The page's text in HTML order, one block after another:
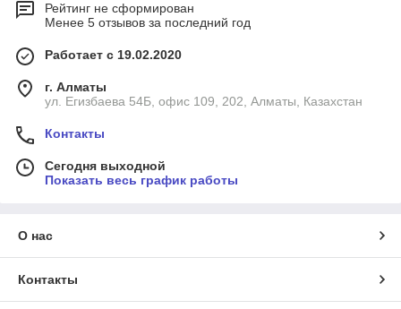
Рейтинг не сформирован
Менее 5 отзывов за последний год
Работает с 19.02.2020
г. Алматы
ул. Егизбаева 54Б, офис 109, 202, Алматы, Казахстан
Контакты
Сегодня выходной
Показать весь график работы
О нас
Контакты